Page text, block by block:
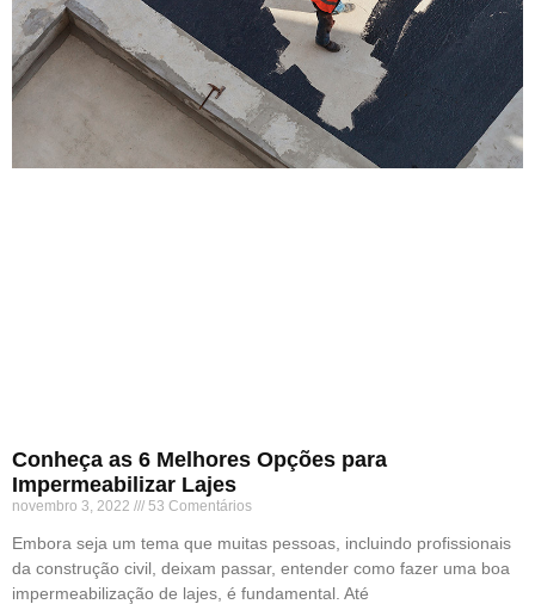
Conheça as 6 Melhores Opções para
Impermeabilizar Lajes
novembro 3, 2022 53 Comentários
Embora seja um tema que muitas pessoas, incluindo profissionais
da construção civil, deixam passar, entender como fazer uma boa
impermeabilização de lajes, é fundamental. Até